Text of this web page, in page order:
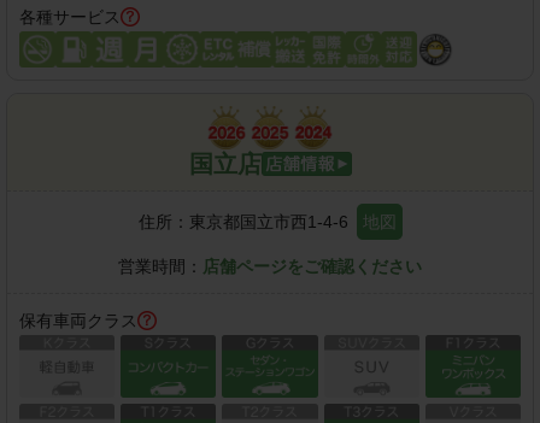
各種サービス
国立店
住所： 東京都国立市西1-4-6 地図
営業時間： 店舗ページをご確認ください
保有車両クラス